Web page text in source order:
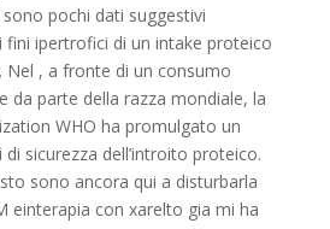
pochi dati suggestivi
fini ipertrofici di un intake proteico
Nel , a fronte di un consumo
da parte della razza mondiale, la
WHO ha promulgato un
sicurezza dell’introito proteico.
sono ancora qui a disturbarla
einterapia con xarelto gia mi ha